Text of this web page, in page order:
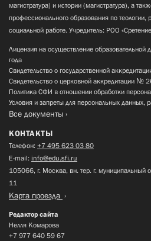
магистратура) и истории (магистратура), а
профессионального образования по теологии,
социальной работе. Учредитель: РОО
Лицензия на осуществление образовательной
года
Свидетельство о государственной
Свидетельство о церковной аккредитации №
Политика СФИ в отношении обработки
Условия и запреты для персональных данных,
Все документы
КОНТАКТЫ
Телефон: +7 495 623 03 80
E-mail: info@edu.sfi.ru
105066, г. Москва, вн. тер. г. муниципальный
11
Карта проезда
Редактор сайта
Нелля Комарова
+7 977 640 59 67